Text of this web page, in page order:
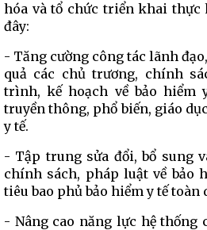
hóa và tổ chức triển khai thực
đây:
- Tăng cường công tác lãnh
quả các chủ trương, chính
trình, kế hoạch về bảo hiểm
truyền thông, phổ biến, giáo
y tế.
- Tập trung sửa đổi, bổ sung
chính sách, pháp luật về bảo
tiêu bao phủ bảo hiểm y tế toàn
- Nâng cao năng lực hệ thống